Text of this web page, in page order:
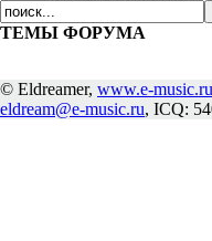
ТЕМЫ ФОРУМА
© Eldreamer, www.e-music.ru
eldream@e-music.ru, ICQ: